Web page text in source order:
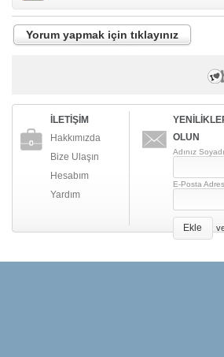
Yorum yapmak için tıklayınız
İLETİŞİM
Hakkımızda
Bize Ulaşın
Hesabım
Yardım
OLUN
Adınız
E-Posta
Ekle